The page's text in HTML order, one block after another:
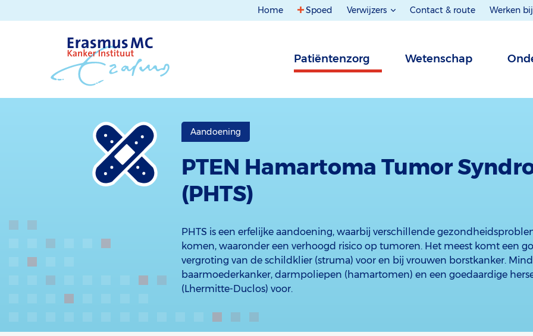
Home Spoed Verwijzers Contact & route Werken bij
Patiëntenzorg Wetenschap
Aandoening
PTEN Hamartoma Tumor
(PHTS)
PHTS is een erfelijke aandoening, waarbij verschillende
komen, waaronder een verhoogd risico op tumoren. Het meest komt een
vergroting van de schildklier (struma) voor en bij vrouwen borstkanker.
baarmoederkanker, darmpoliepen (hamartomen) en een goedaardige
(Lhermitte-Duclos) voor.